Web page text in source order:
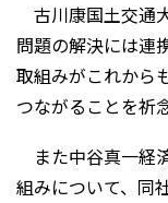
古川康国土交通
問題の解決には連
取組みがこれから
つながることを祈
また中谷真一経
組みについて、同